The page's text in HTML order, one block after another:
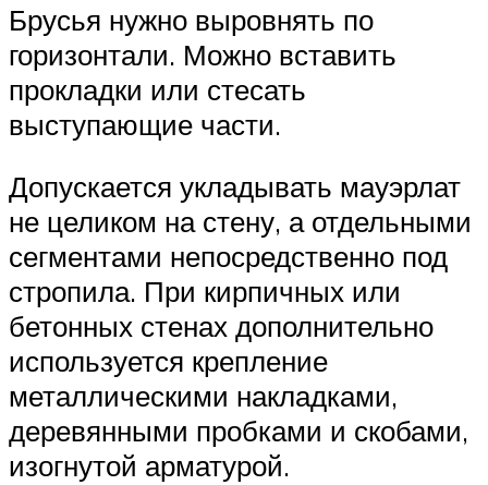
Брусья нужно выровнять по
горизонтали. Можно вставить
прокладки или стесать
выступающие части.
Допускается укладывать мауэрлат
не целиком на стену, а отдельными
сегментами непосредственно под
стропила. При кирпичных или
бетонных стенах дополнительно
используется крепление
металлическими накладками,
деревянными пробками и скобами,
изогнутой арматурой.